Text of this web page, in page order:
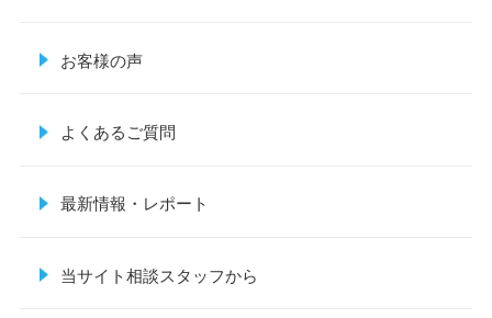
お客様の声
よくあるご質問
最新情報・レポート
当サイト相談スタッフから